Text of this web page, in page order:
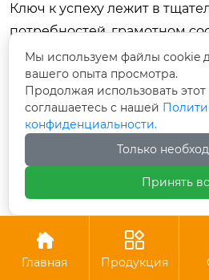
Ключ к успеху лежит в
потребностей, грамотном
технического задания и
готового обеспечить не
долгосрочную поддержку.
Не забывайте, что
растительных остатков —
почвы, снижение эрозии и
урожайности будущих
закладываете фундамент
вашего бизнеса завтра.

Главная

Продукция
Мы используем файлы cookie
вашего опыта просмотра.
Продолжая использовать этот
соглашаетесь с нашей
конфиденциальности.
Только
Принять